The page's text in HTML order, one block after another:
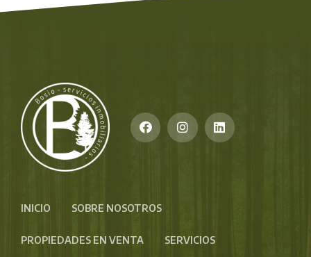
INICIO SOBRE NOSOTROS
PROPIEDADES EN VENTA SERVICIOS